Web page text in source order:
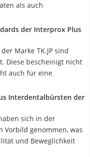
als auch
der Interprox Plus
Marke TK.JP sind
Diese bescheinigt nicht
auch für eine
Interdentalbürsten der
sich in der
Vorbild genommen, was
und Beweglichkeit